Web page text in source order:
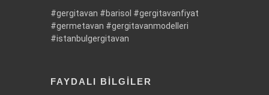
#gergitavan #barisol #gergitavanfiyat
#germetavan #gergitavanmodelleri
#istanbulgergitavan
FAYDALI BILGILER